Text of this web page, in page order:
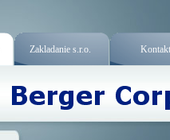
Zakladanie s.r.o. Kontakt